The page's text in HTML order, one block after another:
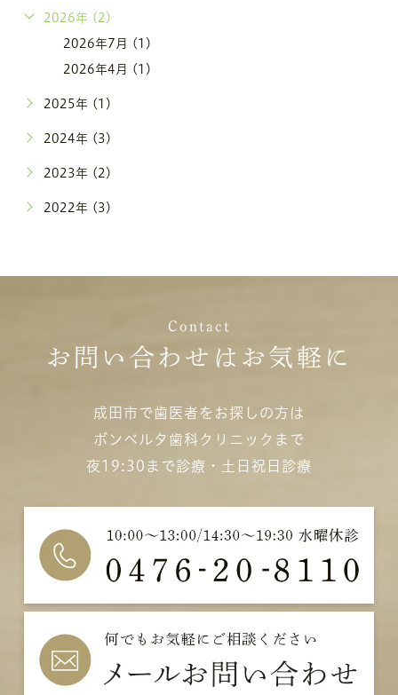
2026年 (2)
2026年7月 (1)
2026年4月 (1)
2025年 (1)
2024年 (3)
2023年 (2)
2022年 (3)
Contact
お問い合わせはお気軽に
成田市で歯医者をお探しの方は
ボンベルタ歯科クリニックまで
夜19:30まで診療・土日祝日診療